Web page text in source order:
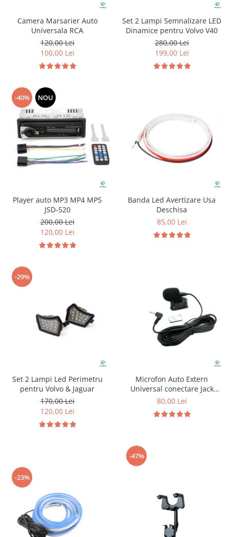
Camera Marsarier Auto
Universala RCA
120,00 Lei
100,00 Lei
Set 2 Lampi Semnalizare LED
Dinamice pentru Volvo V40
280,00 Lei
199,00 Lei
-40% NOU
Player auto MP3 MP4 MP5
JSD-520
200,00 Lei
120,00 Lei
Banda Led Avertizare Usa
Deschisa
85,00 Lei
-29%
Set 2 Lampi Led Perimetru
pentru Volvo & Jaguar
170,00 Lei
120,00 Lei
Microfon Auto Extern
Universal conectare Jack
3.5mm
80,00 Lei
-23%
-47%